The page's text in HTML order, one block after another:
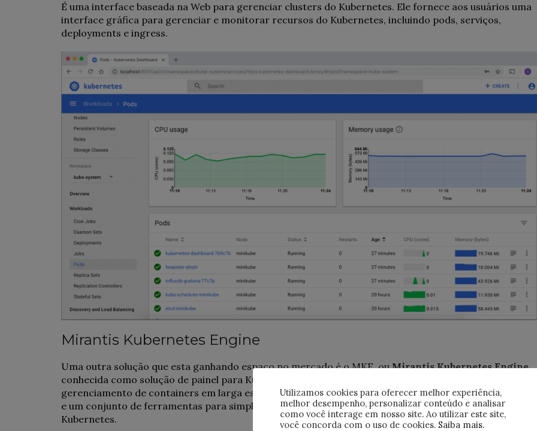
É uma interface baseada na Web para gerenciar clusters do Kubernetes. Ele fornece aos usuários uma
interface gráfica para gerenciar e monitorar recursos do Kubernetes, incluindo pods, serviços,
deployments e ingress.
Mirantis Kubernetes Engine
Uma outra solução que esta ganhando espaço no mercado é o MKE, ouMirantis Kubernetes Engine,
conhecida como solução de painel para Kubernetes, que ajuda a simplificar a implementação e o
gerenciamento de containers em larga escala. É uma solução completa que inclui um painel web, um
e um conjunto de ferramentas para simplificar a instalação, configuração e gerenciamento do
Kubernetes.
Utilizamos cookies para oferecer melhor experiência,
melhor desempenho, personalizar conteúdo e analisar
como você interage em nosso site. Ao utilizar este site,
você concorda com o uso de cookies. Saiba mais.